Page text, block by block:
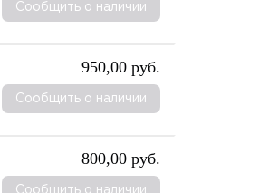
Сообщить о наличии
950,00 руб.
Сообщить о наличии
800,00 руб.
Сообщить о наличии